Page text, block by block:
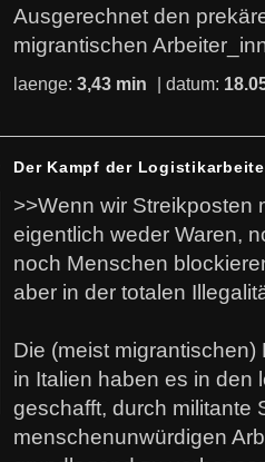
Ausgerechnet den
migrantischen
laenge: 3,43 min | datum:
Der Kampf der
>>Wenn wir Streikposten
eigentlich weder Waren,
noch Menschen
aber in der totalen
Die (meist
in Italien haben es in den
geschafft, durch militante
menschenunwürdigen